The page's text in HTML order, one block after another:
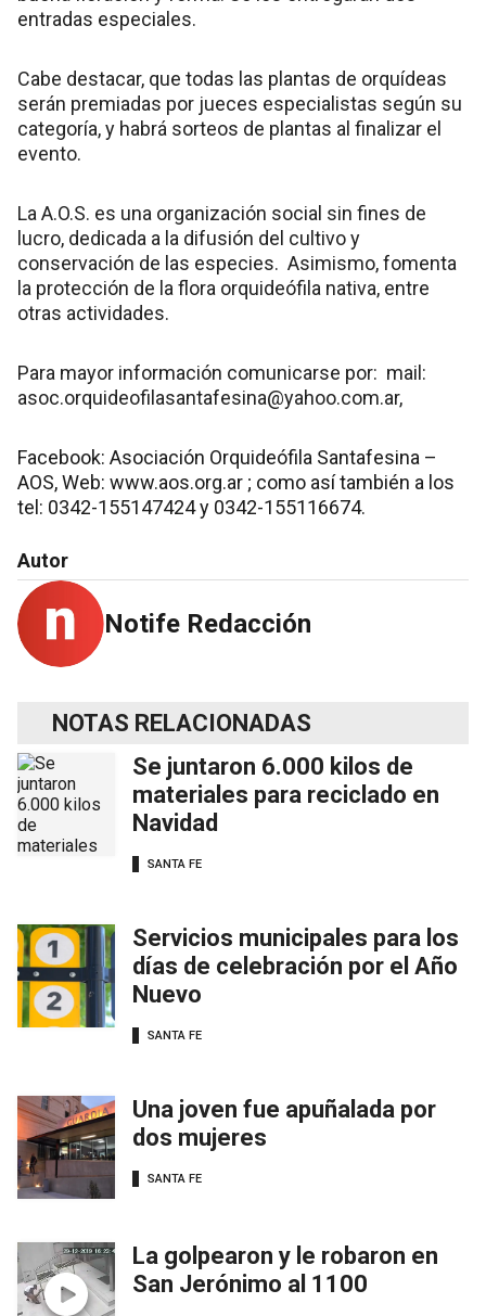
entradas especiales.
Cabe destacar, que todas las plantas de orquídeas
serán premiadas por jueces especialistas según su
categoría, y habrá sorteos de plantas al finalizar el
evento.
La A.O.S. es una organización social sin fines de
lucro, dedicada a la difusión del cultivo y
conservación de las especies. Asimismo, fomenta
la protección de la flora orquideófila nativa, entre
otras actividades.
Para mayor información comunicarse por: mail:
asoc.orquideofilasantafesina@yahoo.com.ar,
Facebook: Asociación Orquideófila Santafesina –
AOS, Web: www.aos.org.ar ; como así también a los
tel: 0342-155147424 y 0342-155116674.
Autor
Notife Redacción
NOTAS RELACIONADAS
Se juntaron 6.000 kilos de
materiales para reciclado en
Navidad
SANTA FE
Servicios municipales para los
días de celebración por el Año
Nuevo
SANTA FE
Una joven fue apuñalada por
dos mujeres
SANTA FE
La golpearon y le robaron en
San Jerónimo al 1100